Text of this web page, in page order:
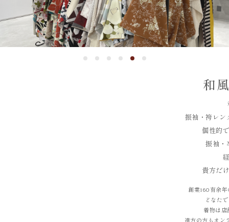
和
振袖・袴レン
個性的
振袖・
貴方だ
創業160有余
どなた
着物は店